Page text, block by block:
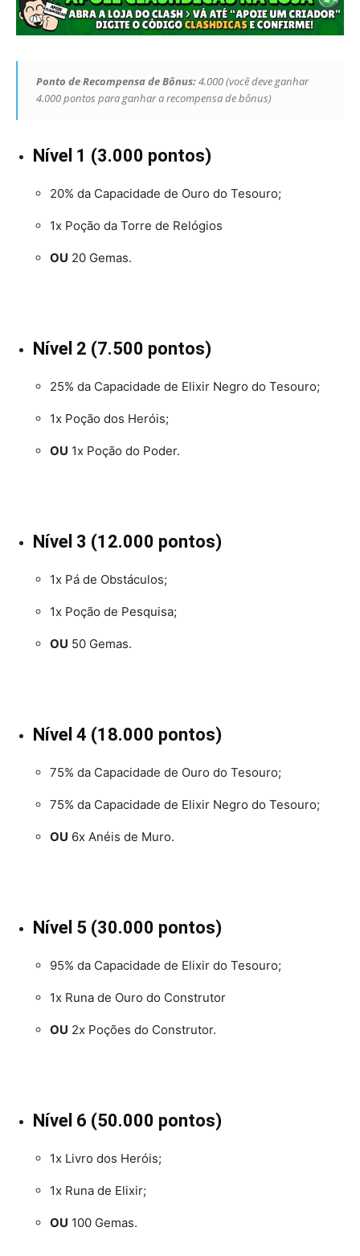
Ponto de Recompensa de Bônus:4.000 (você deve ganhar
4.000 pontos para ganhar a recompensa de bônus)
Nível 1 (3.000 pontos)
20% da Capacidade de Ouro do Tesouro;
1x Poção da Torre de Relógios
OU 20 Gemas.
Nível 2 (7.500 pontos)
25% da Capacidade de Elixir Negro do Tesouro;
1x Poção dos Heróis;
OU 1x Poção do Poder.
Nível 3 (12.000 pontos)
1x Pá de Obstáculos;
1x Poção de Pesquisa;
OU 50 Gemas.
Nível 4 (18.000 pontos)
75% da Capacidade de Ouro do Tesouro;
75% da Capacidade de Elixir Negro do Tesouro;
OU 6x Anéis de Muro.
Nível 5 (30.000 pontos)
95% da Capacidade de Elixir do Tesouro;
1x Runa de Ouro do Construtor
OU 2x Poções do Construtor.
Nível 6 (50.000 pontos)
1x Livro dos Heróis;
1x Runa de Elixir;
OU 100 Gemas.